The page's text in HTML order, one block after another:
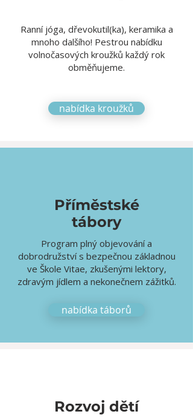
Ranní jóga, dřevokutil(ka), keramika a
mnoho dalšího! Pestrou nabídku
volnočasových kroužků každý rok
obměňujeme.
nabídka kroužků
Příměstské
tábory
Program plný objevování a
dobrodružství s bezpečnou základnou
ve Škole Vitae, zkušenými lektory,
zdravým jídlem a nekonečnem zážitků.
nabídka táborů
Rozvoj dětí